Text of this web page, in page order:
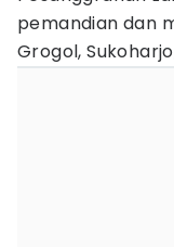
pemandian dan
Grogol,